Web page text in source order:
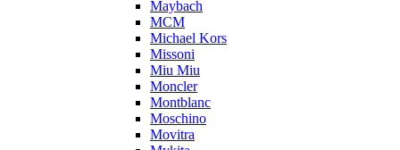
Maybach
MCM
Michael Kors
Missoni
Miu Miu
Moncler
Montblanc
Moschino
Movitra